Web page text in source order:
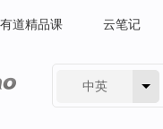
有道精品课 云笔记
中英